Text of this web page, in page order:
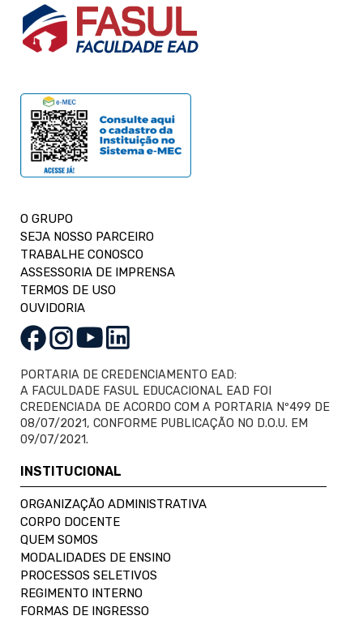
O GRUPO
SEJA NOSSO PARCEIRO
TRABALHE CONOSCO
ASSESSORIA DE IMPRENSA
TERMOS DE USO
OUVIDORIA
PORTARIA DE CREDENCIAMENTO EAD:
A FACULDADE FASUL EDUCACIONAL EAD FOI
CREDENCIADA DE ACORDO COM A PORTARIA Nº499 DE
08/07/2021, CONFORME PUBLICAÇÃO NO D.O.U. EM
09/07/2021.
INSTITUCIONAL
ORGANIZAÇÃO ADMINISTRATIVA
CORPO DOCENTE
QUEM SOMOS
MODALIDADES DE ENSINO
PROCESSOS SELETIVOS
REGIMENTO INTERNO
FORMAS DE INGRESSO